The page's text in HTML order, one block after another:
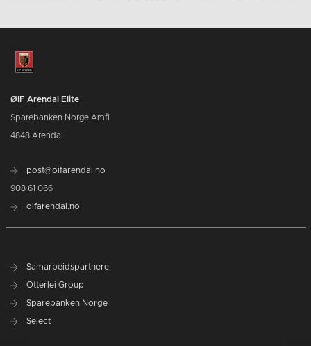
ØIF Arendal Elite
Sparebanken Norge Amfi
4848 Arendal
post@oifarendal.no
908 61 066
oifarendal.no
Samarbeidspartnere
Otterlei Group
Sparebanken Norge
Select